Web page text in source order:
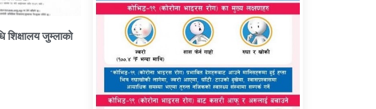
शिक्षालय जुम्लाको